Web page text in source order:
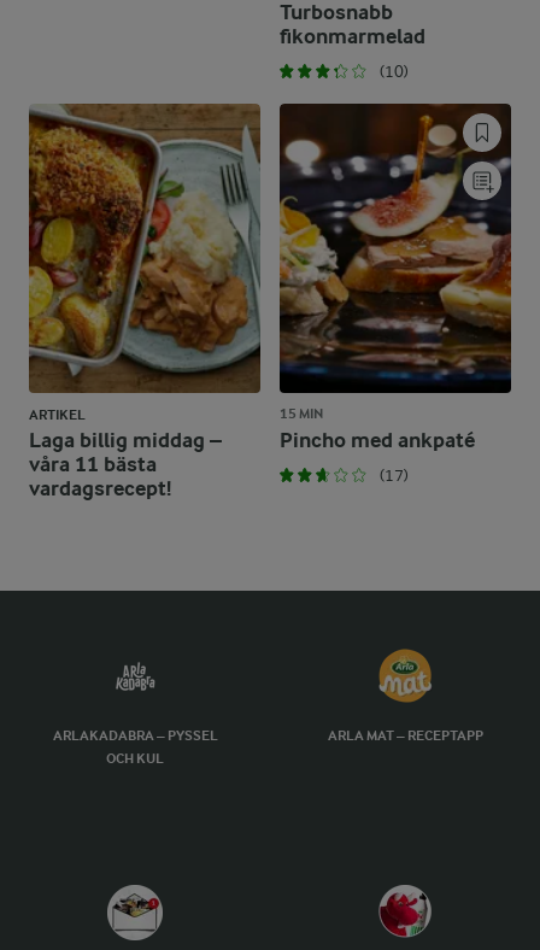
Turbosnabb
fikonmarmelad
(10)
ARTIKEL
Laga billig middag –
våra 11 bästa
vardagsrecept!
15 MIN
Pincho med ankpaté
(17)
ARLAKADABRA – PYSSEL
OCH KUL
ARLA MAT – RECEPTAPP